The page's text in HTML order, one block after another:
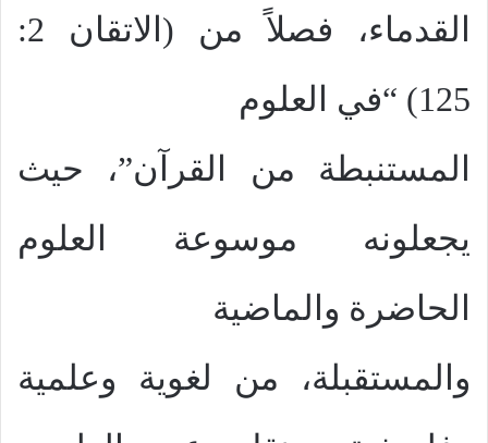
القدماء، فصلاً من (الاتقان 2:
125) “في العلوم
المستنبطة من القرآن”، حيث
يجعلونه موسوعة العلوم
الحاضرة والماضية
والمستقبلة، من لغوية وعلمية